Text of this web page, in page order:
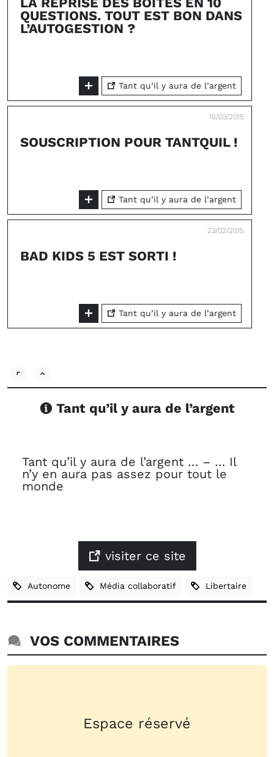
QUESTIONS. TOUT EST BON DANS
L’AUTOGESTION ?
Tant qu’il y aura de l’argent
15/03/2015
SOUSCRIPTION POUR TANTQUIL !
Tant qu’il y aura de l’argent
23/02/2015
BAD KIDS 5 EST SORTI !
Tant qu’il y aura de l’argent
Tant qu’il y aura de l’argent
Tant qu’il y aura de l’argent … – … Il
n’y en aura pas assez pour tout le
monde
visiter ce site
Autonome Média collaboratif Libertaire
VOS COMMENTAIRES
Espace réservé